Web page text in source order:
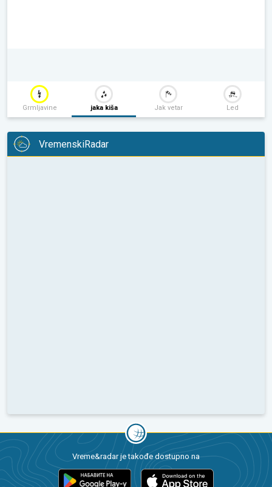
Grmljavine jaka kiša Jak vetar Led
VremenskiRadar
Vreme&radar je takođe dostupno na